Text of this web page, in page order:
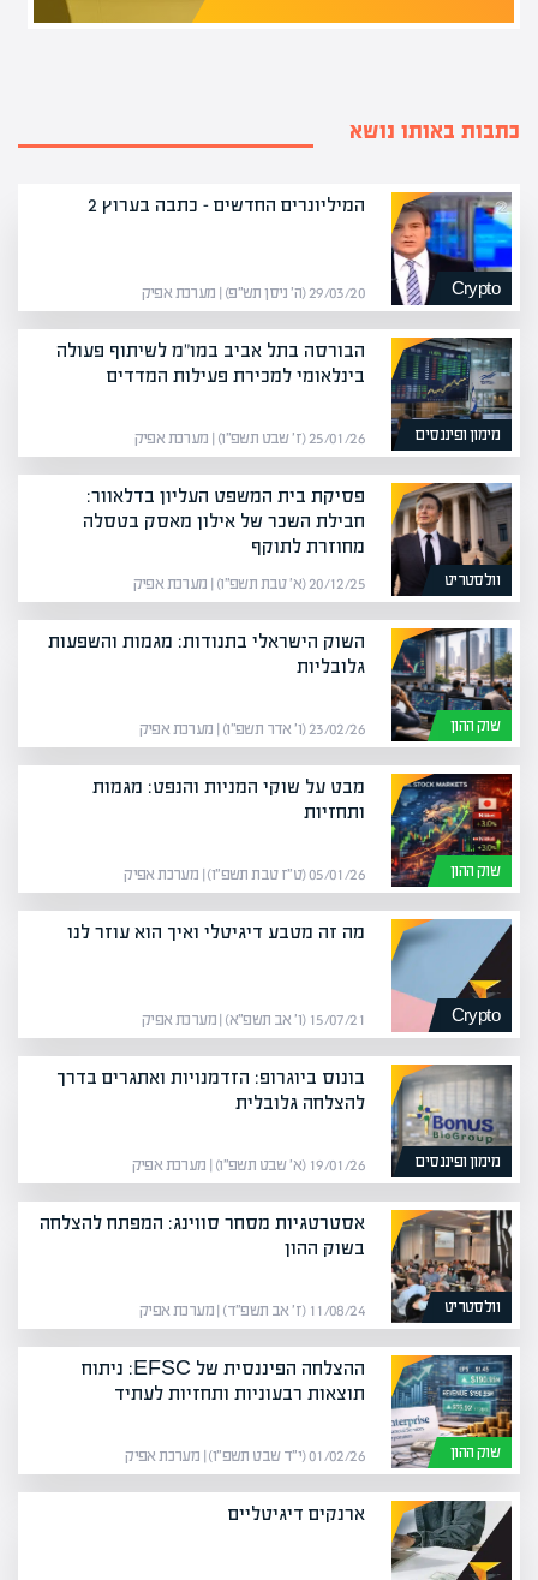
כתבות באותו נושא
Crypto
המיליונרים החדשים – כתבה בערוץ 2
29/03/20 (ה׳ ניסן תש״פ) | מערכת אפיק
מימון ופיננסים
הבורסה בתל אביב במו"מ לשיתוף פעולה
בינלאומי למכירת פעילות המדדים
25/01/26 (ז׳ שבט תשפ״ו) | מערכת אפיק
וולסטריט
פסיקת בית המשפט העליון בדלאוור:
חבילת השכר של אילון מאסק בטסלה
מחוזרת לתוקף
20/12/25 (א׳ טבת תשפ״ו) | מערכת אפיק
שוק ההון
השוק הישראלי בתנודות: מגמות והשפעות
גלובליות
23/02/26 (ו׳ אדר תשפ״ו) | מערכת אפיק
שוק ההון
מבט על שוקי המניות והנפט: מגמות
ותחזיות
05/01/26 (ט״ז טבת תשפ״ו) | מערכת אפיק
Crypto
מה זה מטבע דיגיטלי ואיך הוא עוזר לנו
15/07/21 (ו׳ אב תשפ״א) | מערכת אפיק
מימון ופיננסים
בונוס ביוגרופ: הזדמנויות ואתגרים בדרך
להצלחה גלובלית
19/01/26 (א׳ שבט תשפ״ו) | מערכת אפיק
וולסטריט
אסטרטגיות מסחר סווינג: המפתח להצלחה
בשוק ההון
11/08/24 (ז׳ אב תשפ״ד) | מערכת אפיק
שוק ההון
ההצלחה הפיננסית של EFSC: ניתוח
תוצאות רבעוניות ותחזיות לעתיד
01/02/26 (י״ד שבט תשפ״ו) | מערכת אפיק
ארנקים דיגיטליים